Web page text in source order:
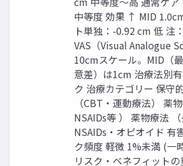
中等度 効果 ↑ MID
ト単独：-0.92 cm 低 注：
VAS（Visual Analogue
10cmスケール。MID（
意差）は1cm 治療法別
ク 治療カテゴリー 保守
（CBT‧運動療法） 薬
NSAIDs等 ） 薬物療法
NSAIDs‧オピオイド 有
ク頻度 軽微 1%未満 (⼀
リスク‧ベネフィットの